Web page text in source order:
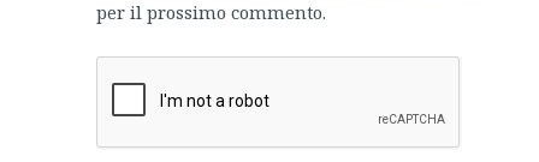
per il prossimo commento.